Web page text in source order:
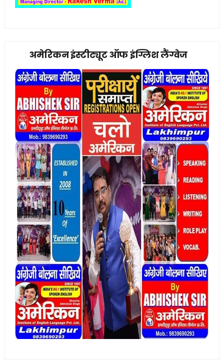
अमेरिकन इंस्टीट्यूट ऑफ इंग्लिश लैंग्वेज